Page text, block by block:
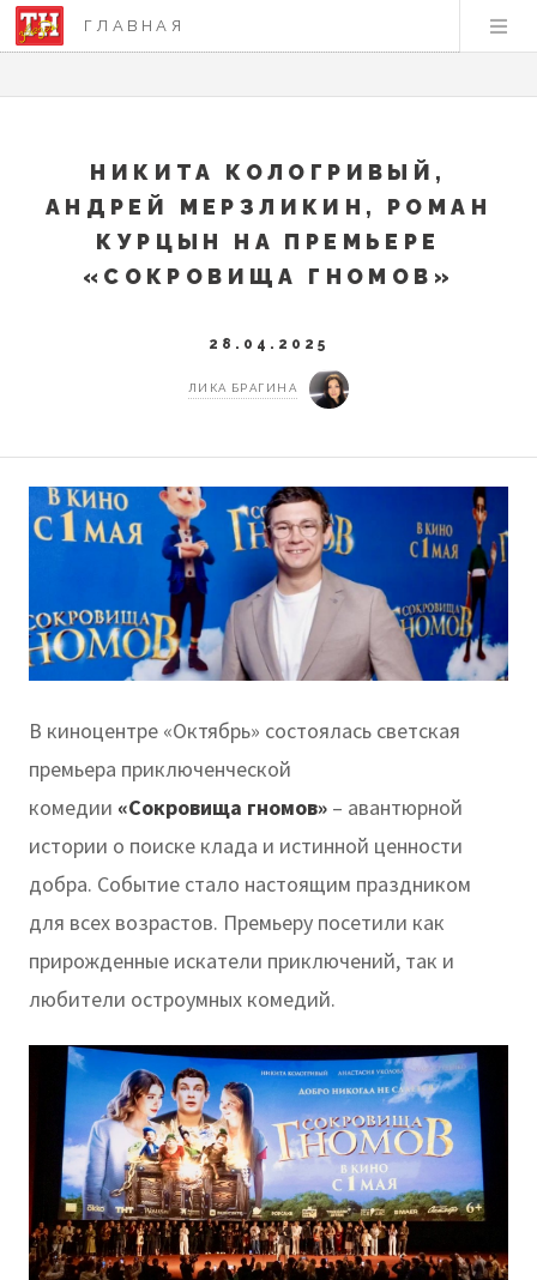
ГЛАВНАЯ
НИКИТА КОЛОГРИВЫЙ,
АНДРЕЙ МЕРЗЛИКИН, РОМАН
КУРЦЫН НА ПРЕМЬЕРЕ
«СОКРОВИЩА ГНОМОВ»
28.04.2025
ЛИКА БРАГИНА
В киноцентре «Октябрь» состоялась светская
премьера приключенческой
комедии «Сокровища гномов» – авантюрной
истории о поиске клада и истинной ценности
добра. Событие стало настоящим праздником
для всех возрастов. Премьеру посетили как
прирожденные искатели приключений, так и
любители остроумных комедий.